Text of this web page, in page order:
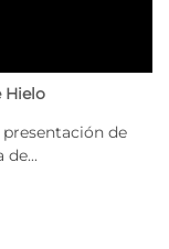
Hielo
de
de...